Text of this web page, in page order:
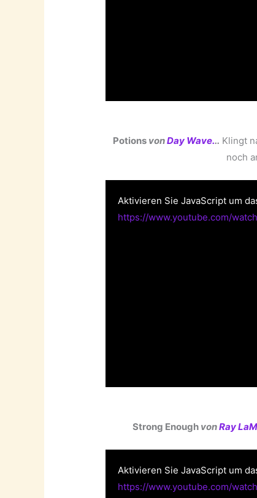
Potions vonDay Wave... Klingt
noch
Aktivieren Sie JavaScript um
https://www.youtube.com/
Strong EnoughvonRay
Aktivieren Sie JavaScript um
https://www.youtube.com/